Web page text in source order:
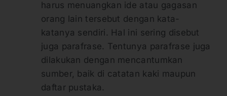
harus menuangkan ide atau gagasan
orang lain tersebut dengan kata-
katanya sendiri. Hal ini sering disebut
juga parafrase. Tentunya parafrase juga
dilakukan dengan mencantumkan
sumber, baik di catatan kaki maupun
daftar pustaka.